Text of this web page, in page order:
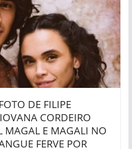
DE FILIPE
CORDEIRO
MAGAL E MAGALI NO
FERVE POR